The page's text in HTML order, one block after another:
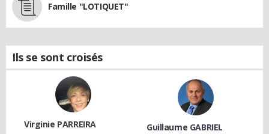
Famille "LOTIQUET"
Ils se sont croisés
Virginie PARREIRA Guillaume GABRIEL